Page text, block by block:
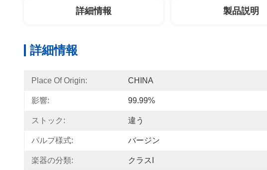
詳細情報 製品説明
詳細情報
Place Of Origin: CHINA
影響: 99.99%
ストック: 違う
パルプ様式: バージン
楽器の分類: クラスI